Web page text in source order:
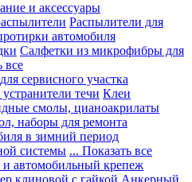
и аксессуары
Распылители для
автомобиля
Салфетки из микрофибры для
все
сервисного участка
течи Клеи
смолы, цианоакрилаты
наборы для ремонта
в зимний период
системы ... Показать все
автомобильный крепеж
клиновой с гайкой Анкерный